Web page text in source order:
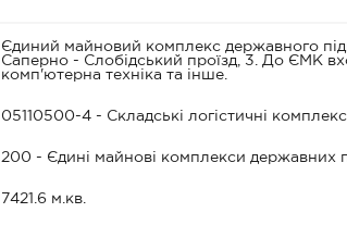
Єдиний майновий комплекс державного
Саперно - Слобідський проїзд, 3. До ЄМК
комп'ютерна техніка та інше.
05110500-4 - Складські логістичні
200 - Єдині майнові комплекси державних
7421.6 м.кв.